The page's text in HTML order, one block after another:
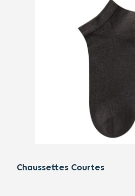
Chaussettes Courtes